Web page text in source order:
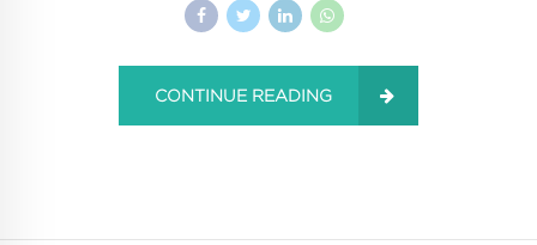
CONTINUE READING